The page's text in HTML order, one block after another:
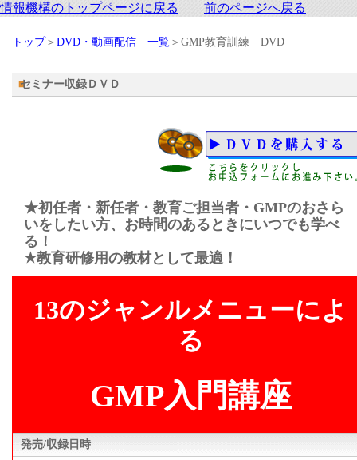
情報機構のトップページに戻る 前のページへ戻る
トップ＞ DVD・動画配信 一覧 ＞GMP教育訓練 DVD
セミナー収録ＤＶＤ
★初任者・新任者・教育ご担当者・GMPのおさら
いをしたい方、お時間のあるときにいつでも学べ
る！
★教育研修用の教材として最適！
13のジャンルメニューによ
る
GMP入門講座
発売/収録日時